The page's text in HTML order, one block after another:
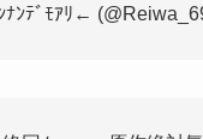
ﾅﾝﾃﾞﾓｱﾘ←